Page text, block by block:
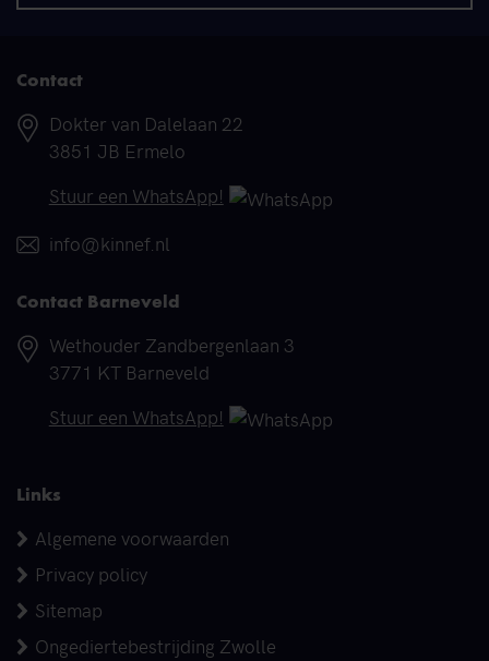
Contact
Adres
Dokter van Dalelaan 22
3851 JB Ermelo
Telefoonnummer
Stuur een WhatsApp!
E-mail
info@kinnef.nl
Contact Barneveld
Adres
Wethouder Zandbergenlaan 3
3771 KT Barneveld
Telefoonnummer
Stuur een WhatsApp!
Links
Algemene voorwaarden
Privacy policy
Sitemap
Ongediertebestrijding Zwolle